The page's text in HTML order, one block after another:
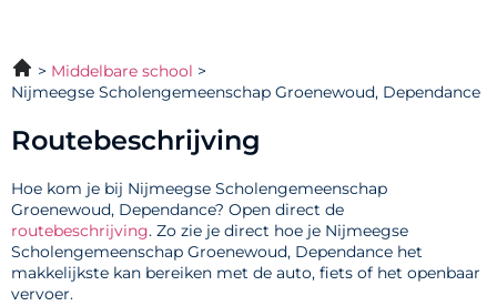
Middelbare school
Nijmeegse Scholengemeenschap Groenewoud, Dependance
Routebeschrijving
Hoe kom je bij Nijmeegse Scholengemeenschap
Groenewoud, Dependance? Open direct de
routebeschrijving. Zo zie je direct hoe je Nijmeegse
Scholengemeenschap Groenewoud, Dependance het
makkelijkste kan bereiken met de auto, fiets of het openbaar
vervoer.